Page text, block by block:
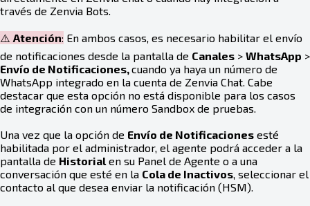
través de Zenvia Bots.
⚠️ Atención: En ambos casos, es necesario habilitar el envío
de notificaciones desde la pantalla de Canales > WhatsApp >
Envío de Notificaciones,cuando ya haya un número de
WhatsApp integrado en la cuenta de Zenvia Chat. Cabe
destacar que esta opción no está disponible para los casos
de integración con un número Sandbox de pruebas.
Una vez que la opción de Envío de Notificaciones esté
habilitada por el administrador, el agente podrá acceder a la
pantalla de Historialen su Panel de Agente o a una
conversación que esté en la Cola de Inactivos, seleccionar el
contacto al que desea enviar la notificación (HSM).